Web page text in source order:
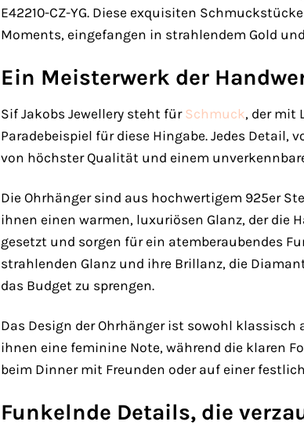
E42210-CZ-YG. Diese exquisiten
Moments, eingefangen in strahlendem Gold
Ein Meisterwerk der
Sif Jakobs Jewellery steht für Schmuck, der mit
Paradebeispiel für diese Hingabe. Jedes
von höchster Qualität und einem
Die Ohrhänger sind aus hochwertigem 925er
ihnen einen warmen, luxuriösen Glanz, der die
gesetzt und sorgen für ein atemberaubendes
strahlenden Glanz und ihre Brillanz, die
das Budget zu sprengen.
Das Design der Ohrhänger ist sowohl
ihnen eine feminine Note, während die klaren
beim Dinner mit Freunden oder auf einer
Funkelnde Details, die